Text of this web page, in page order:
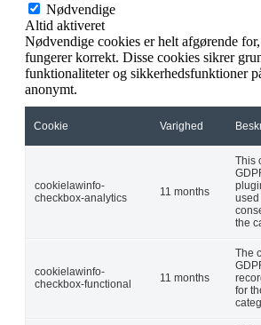
Nødvendige
Altid aktiveret
Nødvendige cookies er helt afgørende
fungerer korrekt. Disse cookies sikrer
funktionaliteter og sikkerhedsfunktioner
anonymt.
Cookie Varighed
cookielawinfo-
checkbox-analytics
11 months
This
used
the
cookielawinfo-
checkbox-functional
11 months
The
for